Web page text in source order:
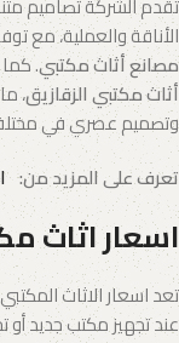
الأناقة والعملية، مع
مصانع أثاث مكتبي.
أثاث مكتبي الزقازيق،
وتصميم عصري في
تعرف على المزيد من:
اسعار اثاث
تعد اسعار الاثاث
عند تجهيز مكتب جديد أو